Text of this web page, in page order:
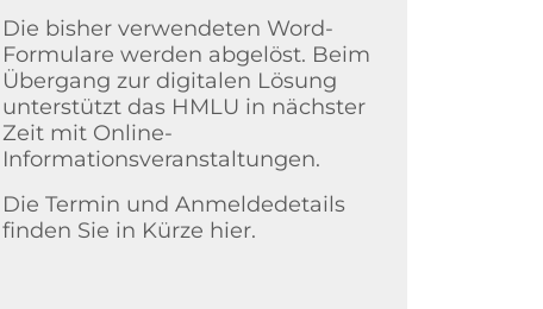
Die bisher verwendeten Word-
Formulare werden abgelöst. Beim
Übergang zur digitalen Lösung
unterstützt das HMLU in nächster
Zeit mit Online-
Informationsveranstaltungen.
Die Termin und Anmeldedetails
finden Sie in Kürze hier.